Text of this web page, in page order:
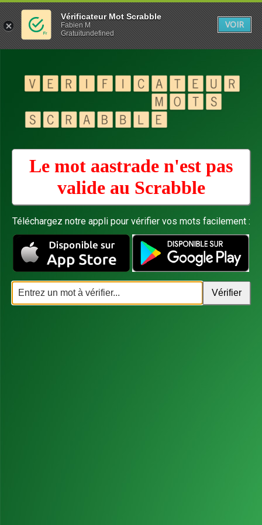
Le mot aastrade n'est pas
valide au Scrabble
Téléchargez notre appli pour vérifier vos mots facilement :
Vérificateur Mot Scrabble
Fabien M
Gratuitundefined
VOIR